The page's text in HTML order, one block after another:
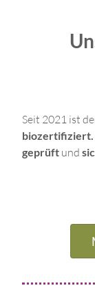
Seit 2021 ist
biozertifiziert.
geprüft und